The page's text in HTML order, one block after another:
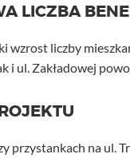
LICZBA
wzrost liczby
i ul. Zakładowej
przystankach na ul.